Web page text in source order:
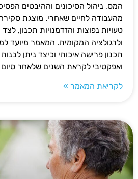
המס, ניהול הסיכונים וההיבטים
מהעבודה לחיים שאחרי. מוצגת
טעויות נפוצות והזדמנויות תכנון,
ולרגולציה המקומית. המאמר מיועד
תכנון פרישה איכותי וכיצד ניתן
ואפקטיבי לקראת השנים שלאחר
לקריאת המאמר »